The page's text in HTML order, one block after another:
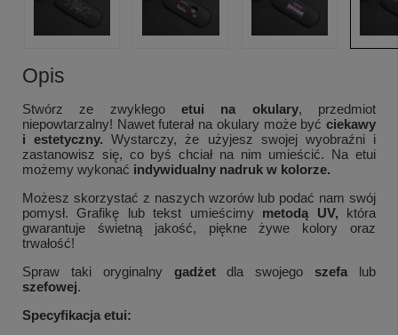
Opis
Stwórz ze zwykłego etui na okulary, przedmiot
niepowtarzalny! Nawet futerał na okulary może być ciekawy
i estetyczny. Wystarczy, że użyjesz swojej wyobraźni i
zastanowisz się, co byś chciał na nim umieścić. Na etui
możemy wykonać indywidualny nadruk w kolorze.
Możesz skorzystać z naszych wzorów lub podać nam swój
pomysł. Grafikę lub tekst umieścimymetodą UV, która
gwarantuje świetną jakość, piękne żywe kolory oraz
trwałość!
Spraw taki oryginalny gadżetdla swojego szefa lub
szefowej.
Specyfikacja etui: